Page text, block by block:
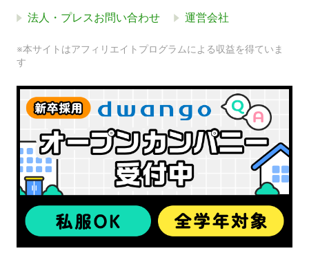
法人・プレスお問い合わせ 運営会社
※本サイトはアフィリエイトプログラムによる収益を得ていま
す